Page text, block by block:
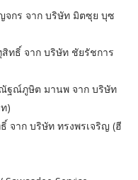
กร จาก บริษัท มิตซุย บุซ
ทธิ์ จาก บริษัท ชัยรัชการ
ฐณ์ภูษิต มานพ จาก บริษัท
)
จาก บริษัท ทรงพรเจริญ (ฮี